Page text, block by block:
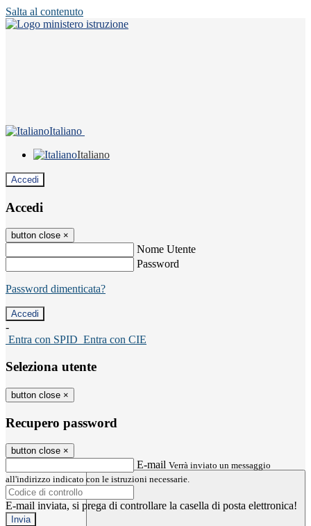
Salta al contenuto
Italiano
Italiano
Accedi
Accedi
button close ×
Nome Utente
Password
Password dimenticata?
-
Entra con SPID Entra con CIE
Seleziona utente
button close ×
Recupero password
button close ×
E-mail Verrà inviato un messaggio
all'indirizzo indicato con le istruzioni necessarie.
E-mail inviata, si prega di controllare la casella di posta elettronica!